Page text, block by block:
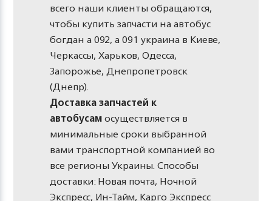
всего наши клиенты обращаются,
чтобы купить запчасти на автобус
богдан а 092, a 091 украина в Киеве,
Черкассы, Харьков, Одесса,
Запорожье, Днепропетровск
(Днепр).
Доставка запчастей к
автобусамосуществляется в
минимальные сроки выбранной
вами транспортной компанией во
все регионы Украины. Способы
доставки: Новая почта, Ночной
Экспресс, Ин-Тайм, Карго Экспресс